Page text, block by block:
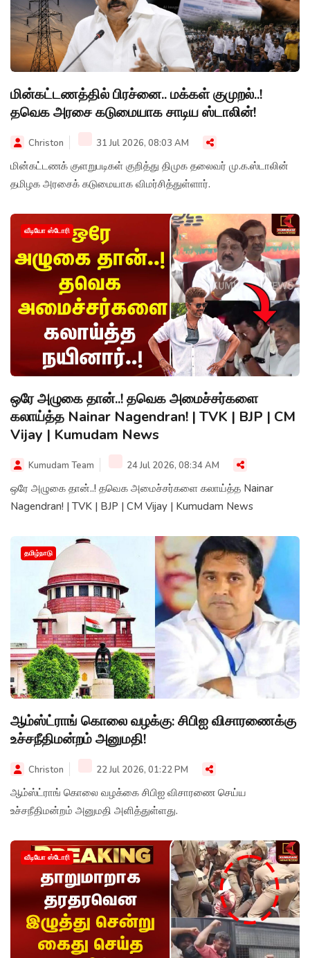
மின்கட்டணத்தில் பிரச்னை.. மக்கள் குமுறல்..!
தவெக அரசை கடுமையாக சாடிய ஸ்டாலின்!
Christon 31 Jul 2026, 08:03 AM
மின்கட்டணக் குளறுபடிகள் குறித்து திமுக தலைவர் மு.க.ஸ்டாலின்
தமிழக அரசைக் கடுமையாக விமர்சித்துள்ளார்.
வீடியோ ஸ்டோரி
ஒரே அழுகை தான்..! தவெக அமைச்சர்களை
கலாய்த்த Nainar Nagendran! | TVK | BJP | CM
Vijay | Kumudam News
Kumudam Team 24 Jul 2026, 08:34 AM
ஒரே அழுகை தான்..! தவெக அமைச்சர்களை கலாய்த்த Nainar
Nagendran! | TVK | BJP | CM Vijay | Kumudam News
தமிழ்நாடு
ஆம்ஸ்ட்ராங் கொலை வழக்கு: சிபிஐ விசாரணைக்கு
உச்சநீதிமன்றம் அனுமதி!
Christon 22 Jul 2026, 01:22 PM
ஆம்ஸ்ட்ராங் கொலை வழக்கை சிபிஐ விசாரணை செய்ய
உச்சநீதிமன்றம் அனுமதி அளித்துள்ளது.
வீடியோ ஸ்டோரி